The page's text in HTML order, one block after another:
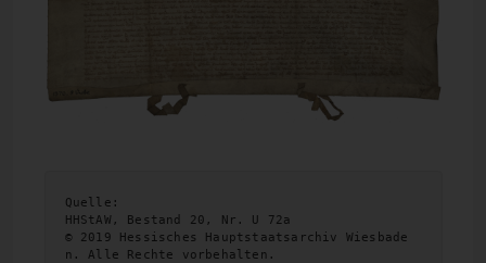
Quelle:
HHStAW, Bestand 20, Nr. U 72a
© 2019 Hessisches Hauptstaatsarchiv Wiesbade
n. Alle Rechte vorbehalten.